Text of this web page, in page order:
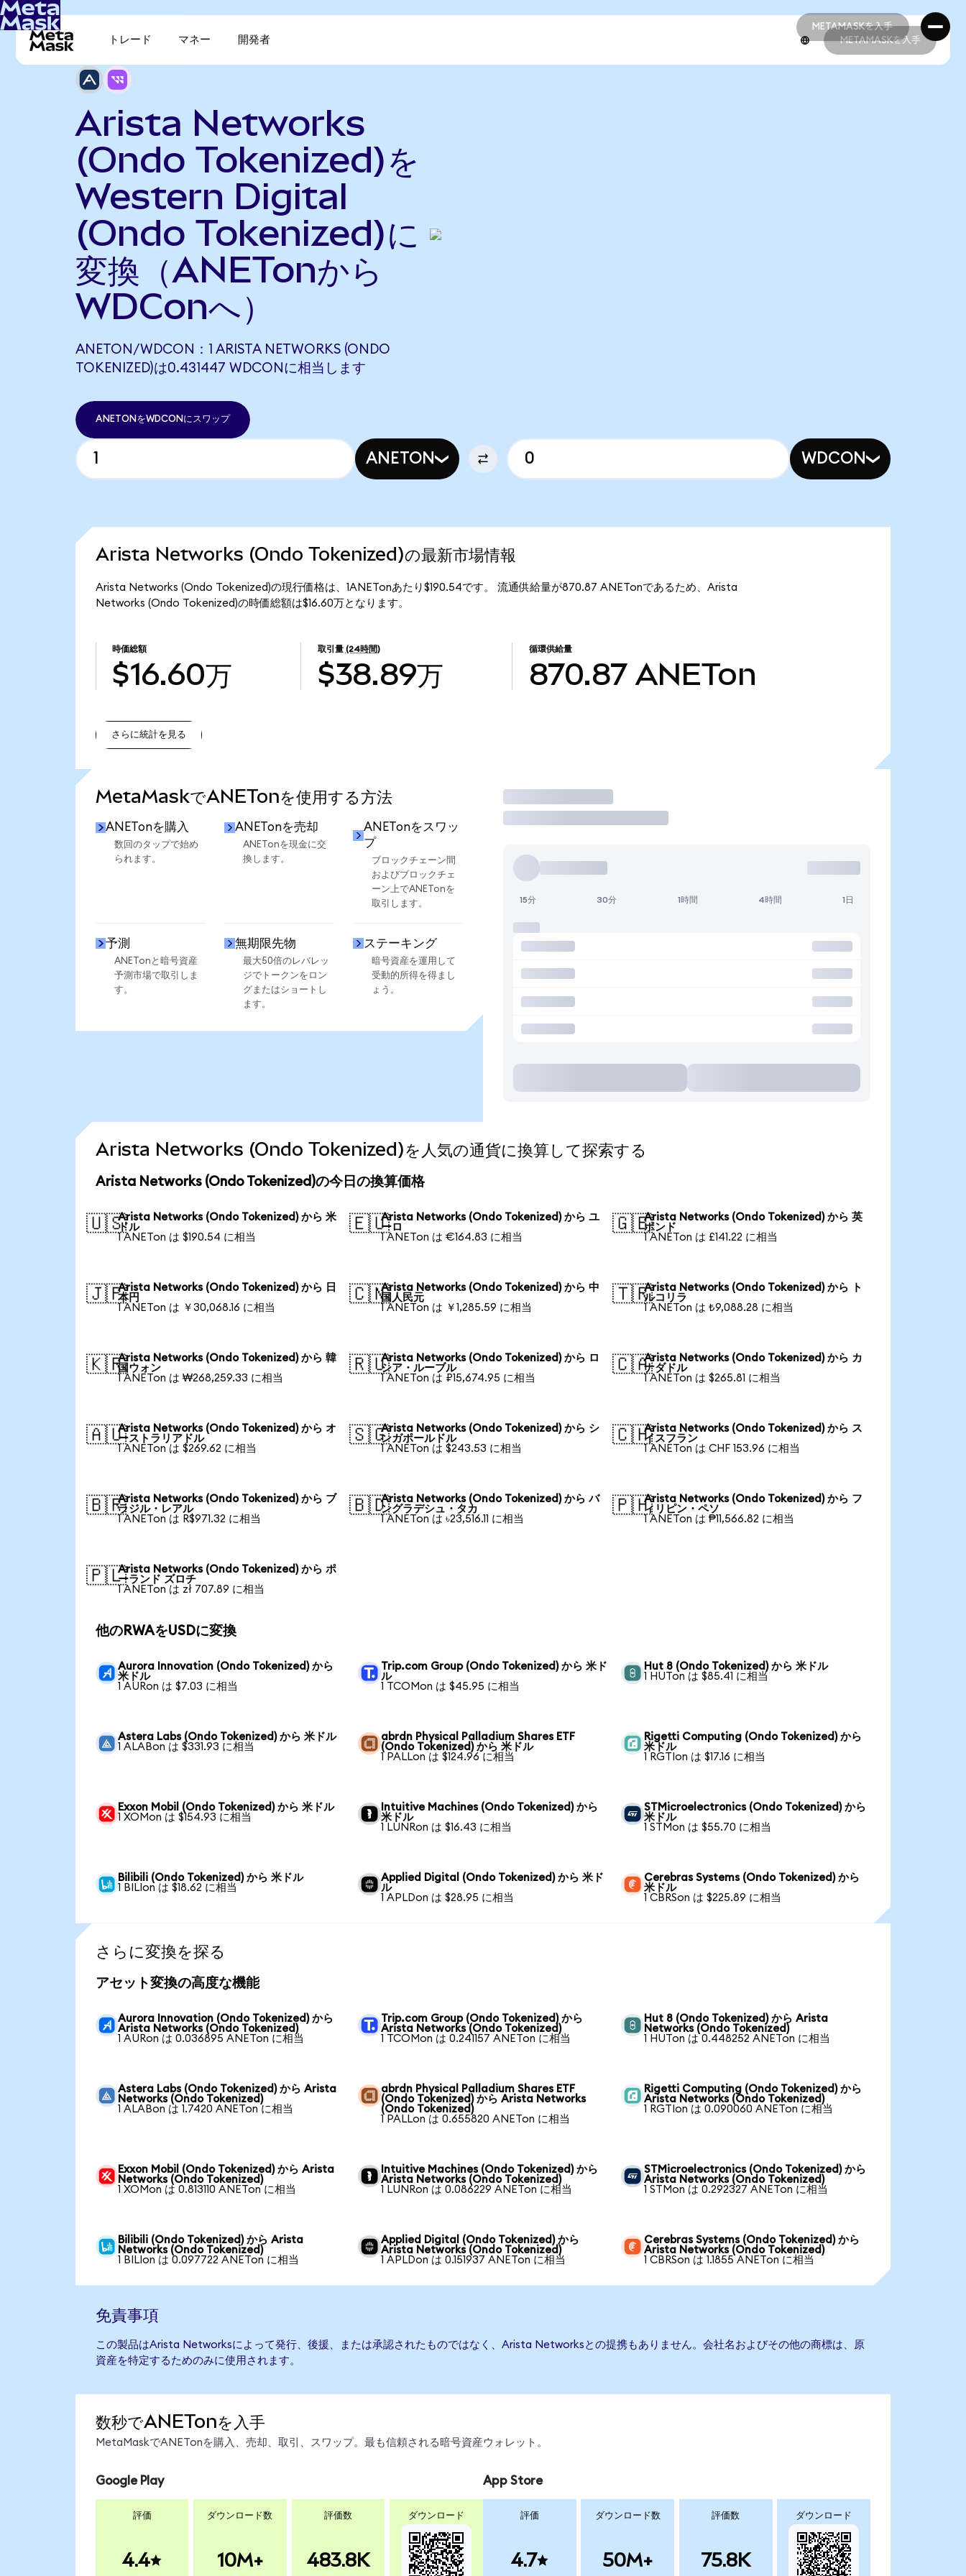
METAMASKを入手
METAMASKを入手
トレード マネー 開発者 METAMASKを入手
Arista Networks
(Ondo Tokenized)を
Western Digital
(Ondo Tokenized)に
変換（ANETonから
WDConへ）
ANETON/WDCON：1 ARISTA NETWORKS (ONDO
TOKENIZED)は0.431447 WDCONに相当します
ANETONをWDCONにスワップ
ANETON WDCON
Arista Networks (Ondo Tokenized)の最新市場情報
Arista Networks (Ondo Tokenized)の現行価格は、1ANETonあたり$190.54です。 流通供給量が870.87 ANETonであるため、Arista
Networks (Ondo Tokenized)の時価総額は$16.60万となります。
時価総額
$16.60万
取引量 (24時間)
$38.89万
循環供給量
870.87 ANETon
さらに統計を見る
MetaMaskでANETonを使用する方法
ANETonを購入
数回のタップで始め
られます。
ANETonを売却
ANETonを現金に交
換します。
ANETonをスワッ
プ
ブロックチェーン間
およびブロックチェ
ーン上でANETonを
取引します。
予測
ANETonと暗号資産
予測市場で取引しま
す。
無期限先物
最大50倍のレバレッ
ジでトークンをロン
グまたはショートし
ます。
ステーキング
暗号資産を運用して
受動的所得を得まし
ょう。
取引
15分 30分 1時間 4時間 1日
Arista Networks (Ondo Tokenized)を人気の通貨に換算して探索する
Arista Networks (Ondo Tokenized)の今日の換算価格
🇺🇸Arista Networks (Ondo Tokenized) から 米
ドル
1 ANETon は $190.54 に相当
🇪🇺Arista Networks (Ondo Tokenized) から ユ
ーロ
1 ANETon は €164.83 に相当
🇬🇧Arista Networks (Ondo Tokenized) から 英
ポンド
1 ANETon は £141.22 に相当
🇯🇵Arista Networks (Ondo Tokenized) から 日
本円
1 ANETon は ￥30,068.16 に相当
🇨🇳Arista Networks (Ondo Tokenized) から 中
国人民元
1 ANETon は ￥1,285.59 に相当
🇹🇷Arista Networks (Ondo Tokenized) から ト
ルコリラ
1 ANETon は ₺9,088.28 に相当
🇰🇷Arista Networks (Ondo Tokenized) から 韓
国ウォン
1 ANETon は ₩268,259.33 に相当
🇷🇺Arista Networks (Ondo Tokenized) から ロ
シア・ルーブル
1 ANETon は ₽15,674.95 に相当
🇨🇦Arista Networks (Ondo Tokenized) から カ
ナダドル
1 ANETon は $265.81 に相当
🇦🇺Arista Networks (Ondo Tokenized) から オ
ーストラリアドル
1 ANETon は $269.62 に相当
🇸🇬Arista Networks (Ondo Tokenized) から シ
ンガポールドル
1 ANETon は $243.53 に相当
🇨🇭Arista Networks (Ondo Tokenized) から ス
イスフラン
1 ANETon は CHF 153.96 に相当
🇧🇷Arista Networks (Ondo Tokenized) から ブ
ラジル・レアル
1 ANETon は R$971.32 に相当
🇧🇩Arista Networks (Ondo Tokenized) から バ
ングラデシュ・タカ
1 ANETon は ৳23,516.11 に相当
🇵🇭Arista Networks (Ondo Tokenized) から フ
ィリピン・ペソ
1 ANETon は ₱11,566.82 に相当
🇵🇱Arista Networks (Ondo Tokenized) から ポ
ーランド ズロチ
1 ANETon は zł 707.89 に相当
他のRWAをUSDに変換
Aurora Innovation (Ondo Tokenized) から
米ドル
1 AURon は $7.03 に相当
Trip.com Group (Ondo Tokenized) から 米ド
ル
1 TCOMon は $45.95 に相当
Hut 8 (Ondo Tokenized) から 米ドル
1 HUTon は $85.41 に相当
Astera Labs (Ondo Tokenized) から 米ドル
1 ALABon は $331.93 に相当
abrdn Physical Palladium Shares ETF
(Ondo Tokenized) から 米ドル
1 PALLon は $124.96 に相当
Rigetti Computing (Ondo Tokenized) から
米ドル
1 RGTIon は $17.16 に相当
Exxon Mobil (Ondo Tokenized) から 米ドル
1 XOMon は $154.93 に相当
Intuitive Machines (Ondo Tokenized) から
米ドル
1 LUNRon は $16.43 に相当
STMicroelectronics (Ondo Tokenized) から
米ドル
1 STMon は $55.70 に相当
Bilibili (Ondo Tokenized) から 米ドル
1 BILIon は $18.62 に相当
Applied Digital (Ondo Tokenized) から 米ド
ル
1 APLDon は $28.95 に相当
Cerebras Systems (Ondo Tokenized) から
米ドル
1 CBRSon は $225.89 に相当
さらに変換を探る
アセット変換の高度な機能
Aurora Innovation (Ondo Tokenized) から
Arista Networks (Ondo Tokenized)
1 AURon は 0.036895 ANETon に相当
Trip.com Group (Ondo Tokenized) から
Arista Networks (Ondo Tokenized)
1 TCOMon は 0.241157 ANETon に相当
Hut 8 (Ondo Tokenized) から Arista
Networks (Ondo Tokenized)
1 HUTon は 0.448252 ANETon に相当
Astera Labs (Ondo Tokenized) から Arista
Networks (Ondo Tokenized)
1 ALABon は 1.7420 ANETon に相当
abrdn Physical Palladium Shares ETF
(Ondo Tokenized) から Arista Networks
(Ondo Tokenized)
1 PALLon は 0.655820 ANETon に相当
Rigetti Computing (Ondo Tokenized) から
Arista Networks (Ondo Tokenized)
1 RGTIon は 0.090060 ANETon に相当
Exxon Mobil (Ondo Tokenized) から Arista
Networks (Ondo Tokenized)
1 XOMon は 0.813110 ANETon に相当
Intuitive Machines (Ondo Tokenized) から
Arista Networks (Ondo Tokenized)
1 LUNRon は 0.086229 ANETon に相当
STMicroelectronics (Ondo Tokenized) から
Arista Networks (Ondo Tokenized)
1 STMon は 0.292327 ANETon に相当
Bilibili (Ondo Tokenized) から Arista
Networks (Ondo Tokenized)
1 BILIon は 0.097722 ANETon に相当
Applied Digital (Ondo Tokenized) から
Arista Networks (Ondo Tokenized)
1 APLDon は 0.151937 ANETon に相当
Cerebras Systems (Ondo Tokenized) から
Arista Networks (Ondo Tokenized)
1 CBRSon は 1.1855 ANETon に相当
免責事項
この製品はArista Networksによって発行、後援、または承認されたものではなく、Arista Networksとの提携もありません。会社名およびその他の商標は、原
資産を特定するためのみに使用されます。
数秒でANETonを入手
MetaMaskでANETonを購入、売却、取引、スワップ。最も信頼される暗号資産ウォレット。
Google Play
評価
4.4
ダウンロード数
10M+
評価数
483.8K
ダウンロード
App Store
評価
4.7
ダウンロード数
50M+
評価数
75.8K
ダウンロード